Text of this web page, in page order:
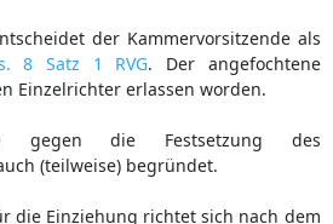
der Kammervorsitzende als
8 Satz 1 RVG. Der angefochtene
Einzelrichter erlassen worden.
gegen die Festsetzung des
(teilweise) begründet.
die Einziehung richtet sich nach dem